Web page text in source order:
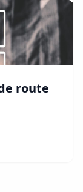
route